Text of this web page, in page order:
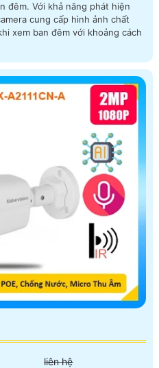
đêm. Với khả năng phát hiện
cung cấp hình ảnh chất
xem ban đêm với khoảng cách
liên hệ